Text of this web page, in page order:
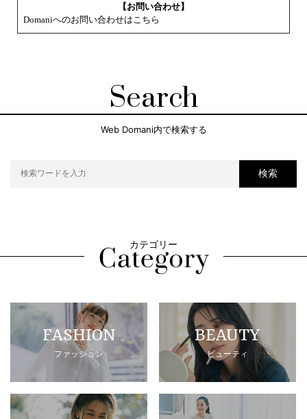
【お問い合わせ】
Domaniへのお問い合わせはこちら
Search
Web Domani内で検索する
検索
カテゴリー
FASHION
ファッション
BEAUTY
ビューティ